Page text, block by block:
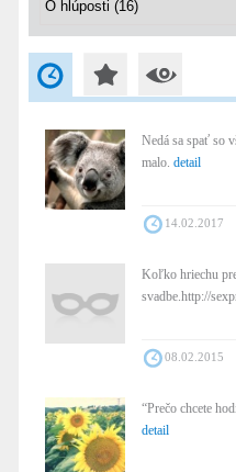
Nedá sa spať so
malo. detail
14.02.2017
Koľko hriechu
svadbe.http://
08.02.2015
“Prečo chcete
detail